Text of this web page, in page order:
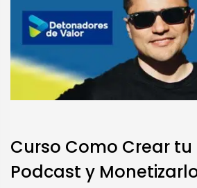
Curso Como Crear tu
Podcast y